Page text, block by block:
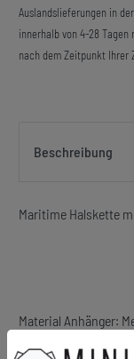
Auslandslieferungen in
innerhalb von 4-28 Tagen
nach dem Zeitpunkt Ihrer
Beschreibung
Maritime Halskette
Material Anhänger: